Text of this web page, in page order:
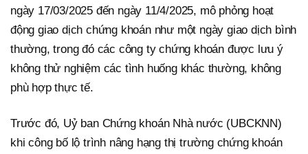
ngày 17/03/2025 đến ngày 11/4/2025, mô phỏng hoạt
động giao dịch chứng khoán như một ngày giao dịch bình
thường, trong đó các công ty chứng khoán được lưu ý
không thử nghiệm các tình huống khác thường, không
phù hợp thực tế.
Trước đó, Uỷ ban Chứng khoán Nhà nước (UBCKNN)
khi công bố lộ trình nâng hạng thị trường chứng khoán